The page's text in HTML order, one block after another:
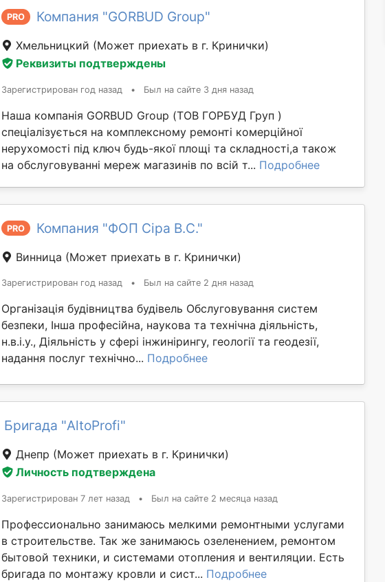
PRO Компания "GORBUD Group"
Хмельницкий (Может приехать в г. Кринички)
Реквизиты подтверждены
Зарегистрирован год назад • Был на сайте 3 дня назад
Наша компанія GORBUD Group (ТОВ ГОРБУД Груп )
спеціалізується на комплексному ремонті комерційної
нерухомості під ключ будь-якої площі та складності,а також
на обслуговуванні мереж магазинів по всій т... Подробнее
PRO Компания "ФОП Сіра В.С."
Винница (Может приехать в г. Кринички)
Зарегистрирован год назад • Был на сайте 2 дня назад
Організація будівництва будівель Обслуговування систем
безпеки, Інша професійна, наукова та технічна діяльність,
н.в.і.у., Діяльність у сфері інжинірингу, геології та геодезії,
надання послуг технічно... Подробнее
Бригада "AltoProfi"
Днепр (Может приехать в г. Кринички)
Личность подтверждена
Зарегистрирован 7 лет назад • Был на сайте 2 месяца назад
Профессионально занимаюсь мелкими ремонтными услугами
в строительстве. Так же занимаюсь озеленением, ремонтом
бытовой техники, и системами отопления и вентиляции. Есть
бригада по монтажу кровли и сист... Подробнее